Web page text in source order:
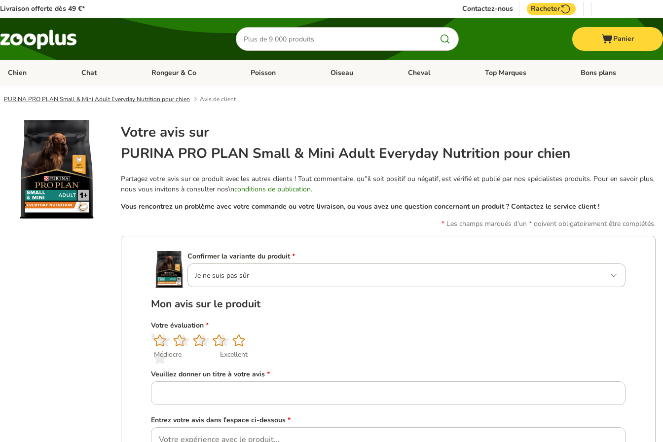
Livraison offerte dès 49 €* Contactez-nous Racheter
Rechercher
des
produits
Panier
Chien Dérouler les catégories: Chien
Chat Dérouler les catégories: Chat
Rongeur & Co Dérouler les catégories: Rongeur & Co
Poisson Dérouler les catégories: Poisson
Oiseau Dérouler les catégories: Oiseau
Cheval Dérouler les catégories: Cheval
Top Marques Dérouler les catégories: Top
Bons plans
PURINA PRO PLAN Small & Mini Adult Everyday Nutrition pour chien Avis de client
Votre avis sur
PURINA PRO PLAN Small & Mini Adult Everyday Nutrition pour chien
Partagez votre avis sur ce produit avec les autres clients ! Tout commentaire, qu''il soit positif ou négatif, est vérifié et publié par nos spécialistes produits. Pour en savoir plus,
nous vous invitons à consulter nos\nconditions de publication.
Vous rencontrez un problème avec votre commande ou votre livraison, ou vous avez une question concernant un produit ? Contactez le service client !
Les champs marqués d'un * doivent obligatoirement être complétés.
Confirmer la variante du produit *
Je ne suis pas sûr
Mon avis sur le produit
Votre évaluation *
1
Médiocre
2
3
4
5
Excellent
Veuillez donner un titre à votre avis *
Entrez votre avis dans l'espace ci-dessous *